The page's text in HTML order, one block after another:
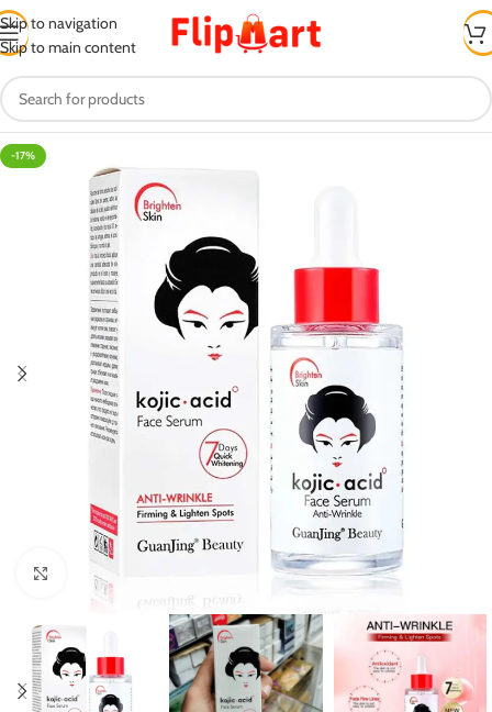
Skip to navigation
Skip to main content
-17%
Click to enlarge